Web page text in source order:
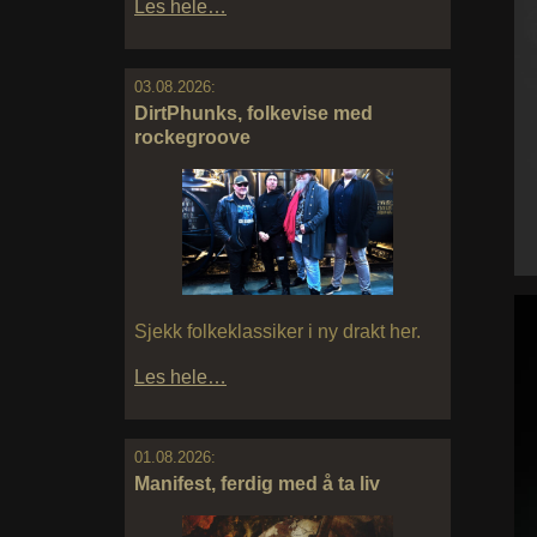
Les hele…
03.08.2026:
DirtPhunks, folkevise med
rockegroove
Sjekk folkeklassiker i ny drakt her.
Les hele…
01.08.2026:
Manifest, ferdig med å ta liv